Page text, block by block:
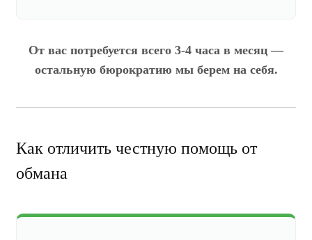
От вас потребуется всего 3-4 часа в месяц —
остальную бюрократию мы берем на себя.
Как отличить честную помощь от
обмана